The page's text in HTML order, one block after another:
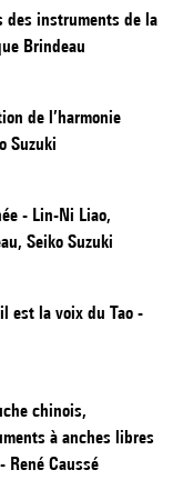
des instruments de la
Brindeau
de l’harmonie
Suzuki
- Lin-Ni Liao,
Seiko Suzuki
est la voix du Tao -
chinois,
à anches libres
René Caussé